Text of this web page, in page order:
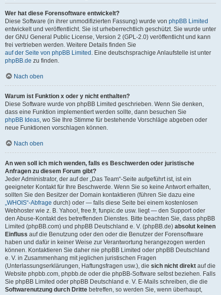
Wer hat diese Forensoftware entwickelt?
Diese Software (in ihrer unmodifizierten Fassung) wurde von phpBB Limited
entwickelt und veröffentlicht. Sie ist urheberrechtlich geschützt. Sie wurde unter
der GNU General Public License, Version 2 (GPL-2.0) veröffentlicht und kann
frei vertrieben werden. Weitere Details finden Sie
auf der Seite von phpBB Limited . Eine deutschsprachige Anlaufstelle ist unter
phpBB.de zu finden.
Nach oben
Warum ist Funktion x oder y nicht enthalten?
Diese Software wurde von phpBB Limited geschrieben. Wenn Sie denken,
dass eine Funktion implementiert werden sollte, dann besuchen Sie
phpBB Ideas, wo Sie Ihre Stimme für bestehende Vorschläge abgeben oder
neue Funktionen vorschlagen können.
Nach oben
An wen soll ich mich wenden, falls es Beschwerden oder juristische
Anfragen zu diesem Forum gibt?
Jeder Administrator, der auf der „Das Team“-Seite aufgeführt ist, ist ein
geeigneter Kontakt für Ihre Beschwerde. Wenn Sie so keine Antwort erhalten,
sollten Sie den Besitzer der Domain kontaktieren (führen Sie dazu eine
„WHOIS“-Abfrage durch) oder — falls diese Seite bei einem kostenlosen
Webhoster wie z. B. Yahoo!, free.fr, funpic.de usw. liegt — den Support oder
den Abuse-Kontakt des betreffenden Dienstes. Bitte beachten Sie, dass phpBB
Limited (phpBB.com) und phpBB Deutschland e. V. (phpBB.de) absolut keinen
Einfluss auf die Benutzung oder den oder die Benutzer der Forensoftware
haben und dafür in keiner Weise zur Verantwortung herangezogen werden
können. Kontaktieren Sie daher nie phpBB Limited oder phpBB Deutschland
e. V. in Zusammenhang mit jeglichen juristischen Fragen
(Unterlassungserklärungen, Haftungsfragen usw.), die sich nicht direkt auf die
Website phpbb.com, phpbb.de oder die phpBB-Software selbst beziehen. Falls
Sie phpBB Limited oder phpBB Deutschland e. V. E-Mails schreiben, die die
Softwarenutzung durch Dritte betreffen, so werden Sie, wenn überhaupt,